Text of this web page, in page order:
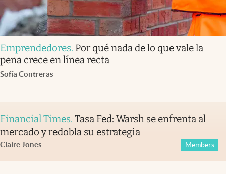
Emprendedores. Por qué nada de lo que vale la
pena crece en línea recta
Sofía Contreras
Financial Times. Tasa Fed: Warsh se enfrenta al
mercado y redobla su estrategia
Claire Jones Members